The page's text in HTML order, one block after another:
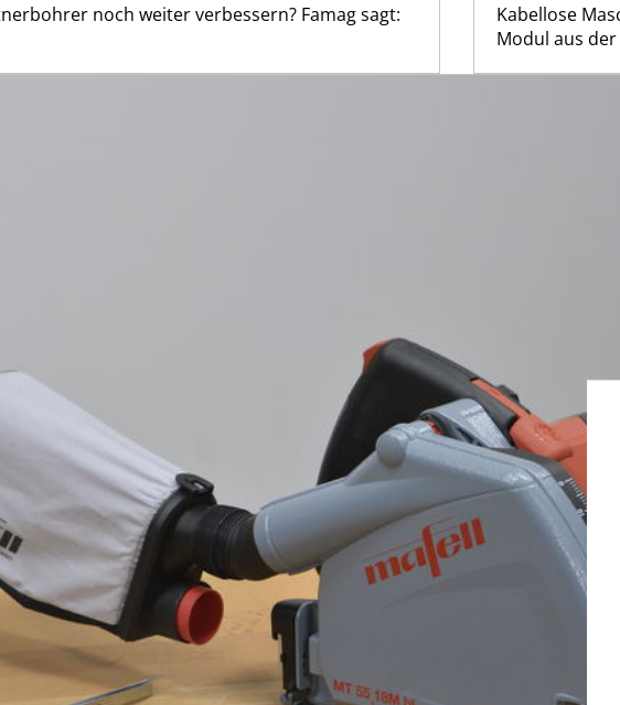
noch weiter verbessern? Famag sagt:
Kabellose
Modul aus der